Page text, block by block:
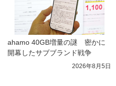
ahamo 40GB増量の謎　密かに
開幕したサブブランド戦争
2026年8月5日